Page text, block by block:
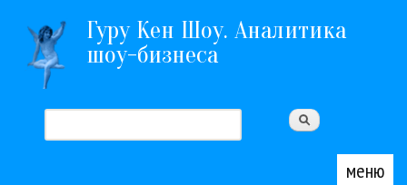
Перейти к основному содержанию
Гуру Кен Шоу. Аналитика
шоу-бизнеса
Форма поиска
меню